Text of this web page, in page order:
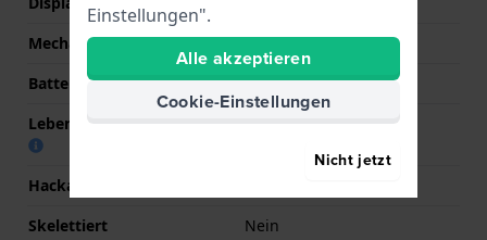
Mechanismus
Quarz
Batterie
Renata CR2016 Batterie
Lebensdauer der Batterie
24 Monate
Hackable
Skelettiert
Nein
Einstellungen".
Alle akzeptieren
Cookie-Einstellungen
Nicht jetzt